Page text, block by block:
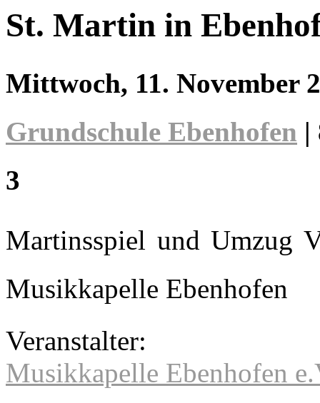
St. Martin in
Mittwoch, 11. November
Grundschule Ebenhofen |
3
Martinsspiel und Umzug
Musikkapelle Ebenhofen
Veranstalter:
Musikkapelle Ebenhofen